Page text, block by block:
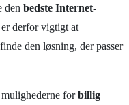
den bedste Internet-
derfor vigtigt at
den løsning, der passer
forbillig